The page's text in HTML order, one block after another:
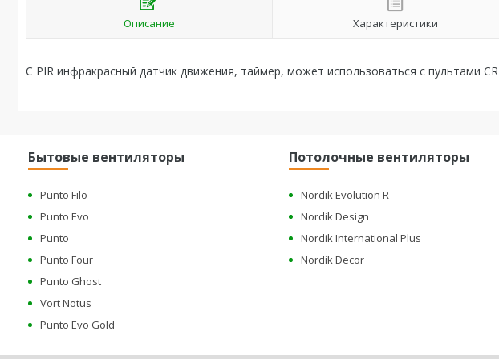
Описание Характеристики
C PIR инфракрасный датчик движения, таймер, может использоваться с пультами CR
Бытовые вентиляторы
Punto Filo
Punto Evo
Punto
Punto Four
Punto Ghost
Vort Notus
Punto Evo Gold
Потолочные вентиляторы
Nordik Evolution R
Nordik Design
Nordik International Plus
Nordik Decor